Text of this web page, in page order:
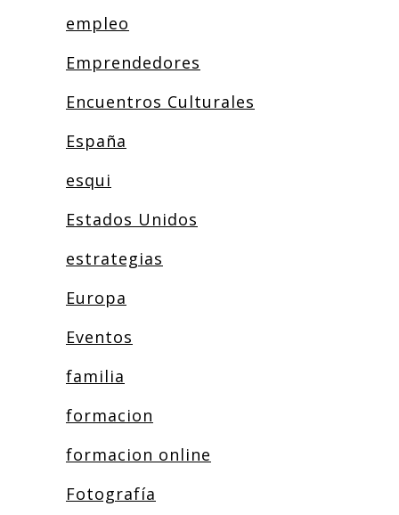
empleo
Emprendedores
Encuentros Culturales
España
esqui
Estados Unidos
estrategias
Europa
Eventos
familia
formacion
formacion online
Fotografía